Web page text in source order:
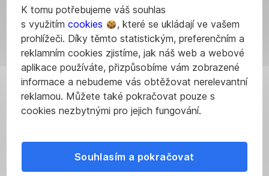
K tomu potřebujeme váš souhlas
s využitím cookies
, které se ukládají ve vašem
prohlížeči. Díky těmto statistickým, preferenčním a
reklamním cookies zjistíme, jak náš web a webové
aplikace používáte, přizpůsobíme vám zobrazené
informace a nebudeme vás obtěžovat nerelevantní
reklamou. Můžete také pokračovat pouze s
cookies nezbytnými pro jejich fungování.
Souhlasím a pokračovat